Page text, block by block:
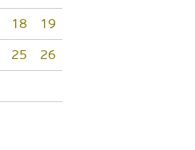
18 19
25 26